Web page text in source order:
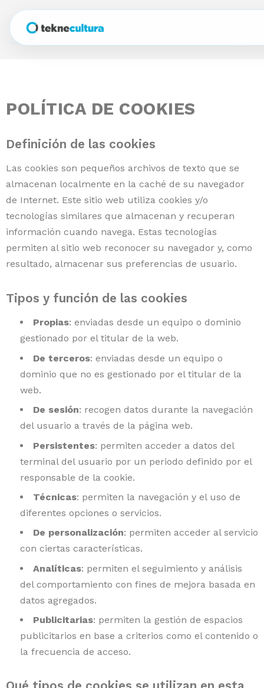
Implementación de campañas
Acompañamiento analítico
CRM tekneaudience
Teatro de la Abadía
Festival Grec
clientes
nosotros
blog
ES / CAT
POLÍTICA DE COOKIES
Definición de las cookies
Las cookies son pequeños archivos de texto que se
almacenan localmente en la caché de su navegador
de Internet. Este sitio web utiliza cookies y/o
tecnologías similares que almacenan y recuperan
información cuando navega. Estas tecnologías
permiten al sitio web reconocer su navegador y, como
resultado, almacenar sus preferencias de usuario.
Tipos y función de las cookies
Propias: enviadas desde un equipo o dominio
gestionado por el titular de la web.
De terceros: enviadas desde un equipo o
dominio que no es gestionado por el titular de la
web.
De sesión: recogen datos durante la navegación
del usuario a través de la página web.
Persistentes: permiten acceder a datos del
terminal del usuario por un periodo definido por el
responsable de la cookie.
Técnicas: permiten la navegación y el uso de
diferentes opciones o servicios.
De personalización: permiten acceder al servicio
con ciertas características.
Analíticas: permiten el seguimiento y análisis
del comportamiento con fines de mejora basada en
datos agregados.
Publicitarias: permiten la gestión de espacios
publicitarios en base a criterios como el contenido o
la frecuencia de acceso.